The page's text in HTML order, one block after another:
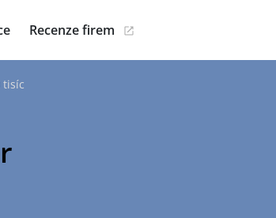
Recenze firem
tisíc